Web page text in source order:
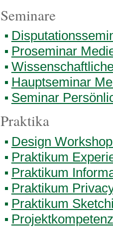
Seminare
Proseminar
Hauptseminar
Seminar
Praktika
Design
Praktikum
Praktikum
Praktikum
Praktikum